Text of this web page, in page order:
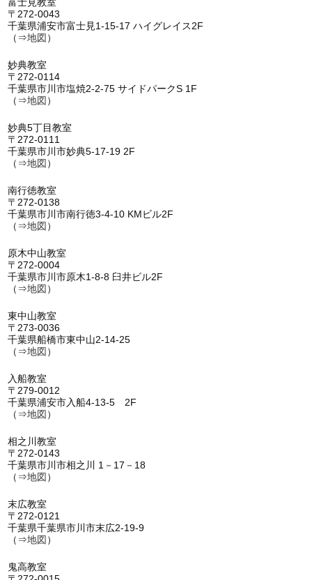
〒272-0043
千葉県浦安市富士見1-15-17 ハイグレイス2F
（⇒地図 ）
妙典教室
〒272-0114
千葉県市川市塩焼2-2-75 サイドパークS 1F
（⇒地図 ）
妙典5丁目教室
〒272-0111
千葉県市川市妙典5-17-19 2F
（⇒地図 ）
南行徳教室
〒272-0138
千葉県市川市南行徳3-4-10 KMビル2F
（⇒地図 ）
原木中山教室
〒272-0004
千葉県市川市原木1-8-8 臼井ビル2F
（⇒地図 ）
東中山教室
〒273-0036
千葉県船橋市東中山2-14-25
（⇒地図 ）
入船教室
〒279-0012
千葉県浦安市入船4-13-5 2F
（⇒地図 ）
相之川教室
〒272-0143
千葉県市川市相之川 1－17－18
（⇒地図 ）
末広教室
〒272-0121
千葉県千葉県市川市末広2-19-9
（⇒地図 ）
鬼高教室